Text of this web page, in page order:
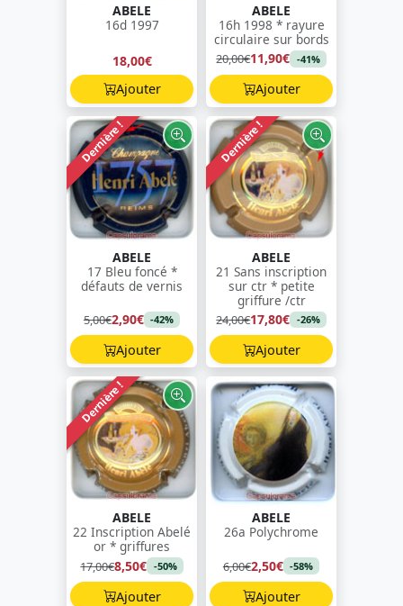
ABELE
16d 1997
18,00€
Ajouter
ABELE
16h 1998 * rayure
circulaire sur bords
20,00€11,90€ -41%
Ajouter
Dernière !
ABELE
17 Bleu foncé *
défauts de vernis
5,00€2,90€ -42%
Ajouter
Dernière !
ABELE
21 Sans inscription
sur ctr * petite
griffure /ctr
24,00€17,80€ -26%
Ajouter
Dernière !
ABELE
22 Inscription Abelé
or * griffures
17,00€8,50€ -50%
Ajouter
ABELE
26a Polychrome
6,00€2,50€ -58%
Ajouter